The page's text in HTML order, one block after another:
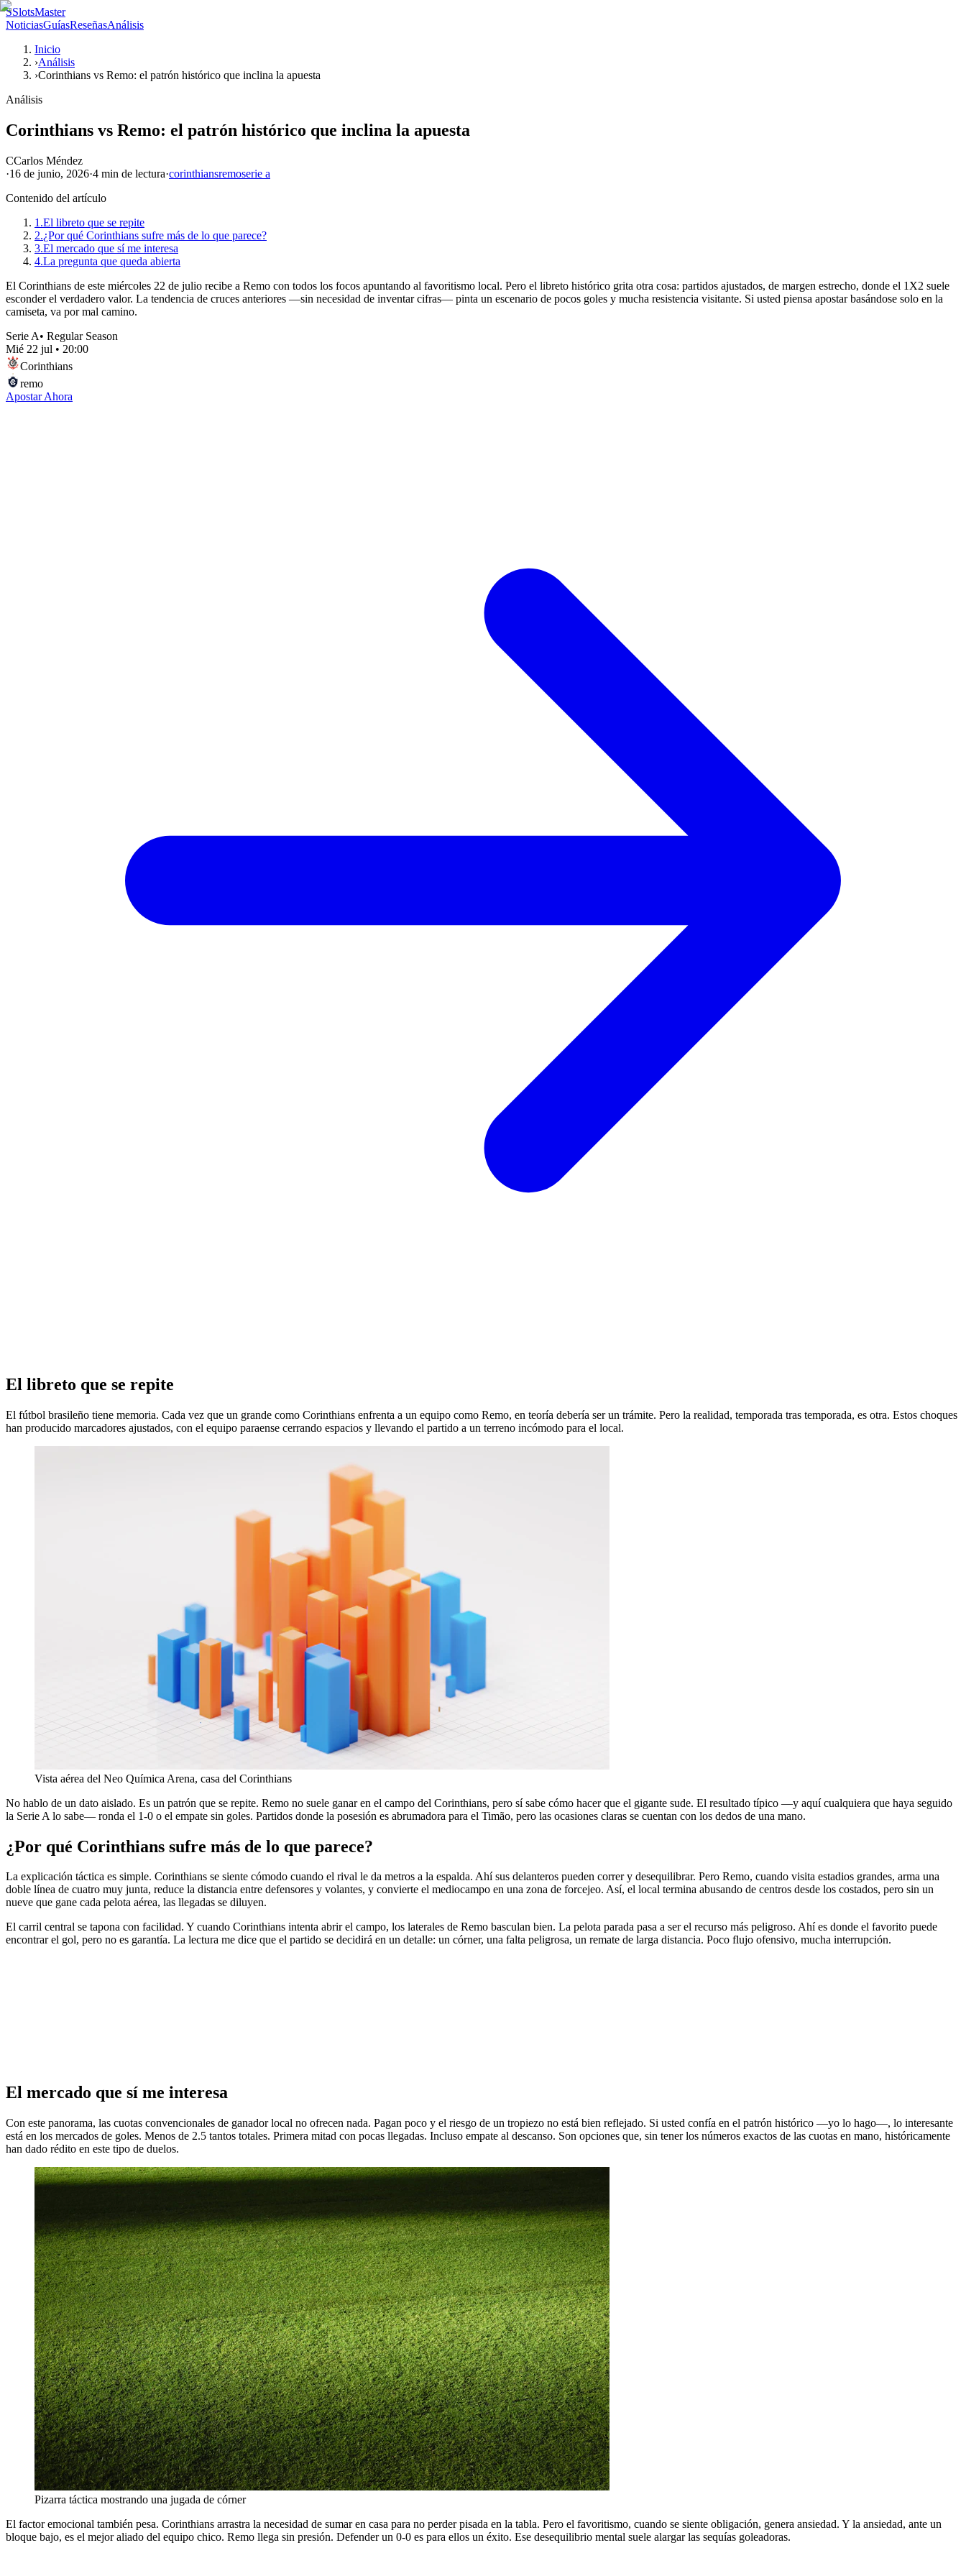
SSlotsMaster
NoticiasGuíasReseñasAnálisis
Inicio
›Análisis
›Corinthians vs Remo: el patrón histórico que inclina la apuesta
Análisis
Corinthians vs Remo: el patrón histórico que inclina la apuesta
CCarlos Méndez
·16 de junio, 2026·4 min de lectura·corinthiansremoserie a
Contenido del artículo
1.El libreto que se repite
2.¿Por qué Corinthians sufre más de lo que parece?
3.El mercado que sí me interesa
4.La pregunta que queda abierta
El Corinthians de este miércoles 22 de julio recibe a Remo con todos los focos apuntando al favoritismo local. Pero el libreto histórico grita otra cosa: partidos ajustados, de margen estrecho, donde el 1X2 suele
esconder el verdadero valor. La tendencia de cruces anteriores —sin necesidad de inventar cifras— pinta un escenario de pocos goles y mucha resistencia visitante. Si usted piensa apostar basándose solo en la
camiseta, va por mal camino.
Serie A• Regular Season
Mié 22 jul • 20:00
Corinthians
remo
Apostar Ahora
El libreto que se repite
El fútbol brasileño tiene memoria. Cada vez que un grande como Corinthians enfrenta a un equipo como Remo, en teoría debería ser un trámite. Pero la realidad, temporada tras temporada, es otra. Estos choques
han producido marcadores ajustados, con el equipo paraense cerrando espacios y llevando el partido a un terreno incómodo para el local.
Vista aérea del Neo Química Arena, casa del Corinthians
No hablo de un dato aislado. Es un patrón que se repite. Remo no suele ganar en el campo del Corinthians, pero sí sabe cómo hacer que el gigante sude. El resultado típico —y aquí cualquiera que haya seguido
la Serie A lo sabe— ronda el 1-0 o el empate sin goles. Partidos donde la posesión es abrumadora para el Timão, pero las ocasiones claras se cuentan con los dedos de una mano.
¿Por qué Corinthians sufre más de lo que parece?
La explicación táctica es simple. Corinthians se siente cómodo cuando el rival le da metros a la espalda. Ahí sus delanteros pueden correr y desequilibrar. Pero Remo, cuando visita estadios grandes, arma una
doble línea de cuatro muy junta, reduce la distancia entre defensores y volantes, y convierte el mediocampo en una zona de forcejeo. Así, el local termina abusando de centros desde los costados, pero sin un
nueve que gane cada pelota aérea, las llegadas se diluyen.
El carril central se tapona con facilidad. Y cuando Corinthians intenta abrir el campo, los laterales de Remo basculan bien. La pelota parada pasa a ser el recurso más peligroso. Ahí es donde el favorito puede
encontrar el gol, pero no es garantía. La lectura me dice que el partido se decidirá en un detalle: un córner, una falta peligrosa, un remate de larga distancia. Poco flujo ofensivo, mucha interrupción.
El mercado que sí me interesa
Con este panorama, las cuotas convencionales de ganador local no ofrecen nada. Pagan poco y el riesgo de un tropiezo no está bien reflejado. Si usted confía en el patrón histórico —yo lo hago—, lo interesante
está en los mercados de goles. Menos de 2.5 tantos totales. Primera mitad con pocas llegadas. Incluso empate al descanso. Son opciones que, sin tener los números exactos de las cuotas en mano, históricamente
han dado rédito en este tipo de duelos.
Pizarra táctica mostrando una jugada de córner
El factor emocional también pesa. Corinthians arrastra la necesidad de sumar en casa para no perder pisada en la tabla. Pero el favoritismo, cuando se siente obligación, genera ansiedad. Y la ansiedad, ante un
bloque bajo, es el mejor aliado del equipo chico. Remo llega sin presión. Defender un 0-0 es para ellos un éxito. Ese desequilibrio mental suele alargar las sequías goleadoras.